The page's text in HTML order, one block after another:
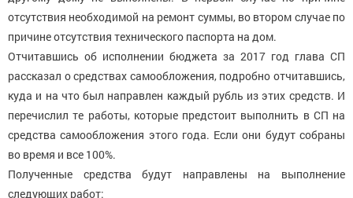
отсутствия необходимой на ремонт суммы, во втором случае по
причине отсутствия технического паспорта на дом.
Отчитавшись об исполнении бюджета за 2017 год глава СП
рассказал о средствах самообложения, подробно отчитавшись,
куда и на что был направлен каждый рубль из этих средств. И
перечислил те работы, которые предстоит выполнить в СП на
средства самообложения этого года. Если они будут собраны
во время и все 100%.
Полученные средства будут направлены на выполнение
следующих работ: